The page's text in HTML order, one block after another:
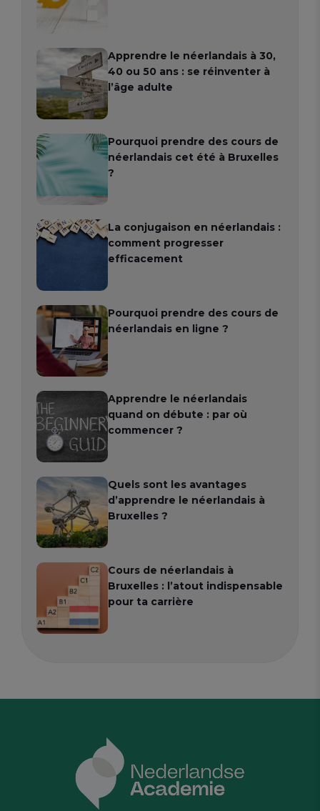
Apprendre le néerlandais à 30,
40 ou 50 ans : se réinventer à
l’âge adulte
Pourquoi prendre des cours de
néerlandais cet été à Bruxelles
?
La conjugaison en néerlandais :
comment progresser
efficacement
Pourquoi prendre des cours de
néerlandais en ligne ?
Apprendre le néerlandais
quand on débute : par où
commencer ?
Quels sont les avantages
d’apprendre le néerlandais à
Bruxelles ?
Cours de néerlandais à
Bruxelles : l’atout indispensable
pour ta carrière